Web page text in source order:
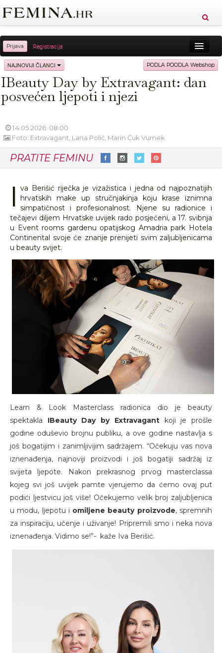
Prijava Registracija
Sreća Zdravlje Vitkost
Moda Ljubav Relax Putovanja Recepti
Proizvodi Knjige
NAJNOVIJI ČLANCI PODLA POODLA Webshop
IBeauty Day by Extravagant: dan
posvećen ljepoti i njezi
14.05.2026. 08:00
Foto: Extravagant, Lana Polić, Marin Ćuk Vurnek
PRATITE FEMINU
I va Berišić riječka je vizažistica i jedna od najpoznatijih
hrvatskih make up stručnjakinja koju krase iznimna
simpatičnost i profesionalnost. Njene su radionice i
tečajevi diljem Hrvatske uvijek rado posjećeni, a 17. svibnja
u Event rooms gardenu opatijskog Amadria park Hotela
Continental svoje će znanje prenijeti svim zaljubljenicama
u beauty svijet.
Learn & Look Masterclass radionica dio je beauty
spektakla IBeauty Day by Extravagant koji je prošle
godine oduševio brojnu publiku, a ove godine nastavlja s
još bogatijim i zanimljivijim sadržajem. “Očekuju vas nova
iznenađenja, najnoviji proizvodi i još bogatiji sadržaj iz
svijeta ljepote. Nakon prekrasnog prvog masterclassa
kojeg svi još uvijek pamte vjerujemo da ćemo ovaj put
podići ljestvicu još više! Očekujemo velik broj zaljubljenica
u modu, ljepotu i omiljene beauty proizvode, spremnih
za inspiraciju, učenje i uživanje! Pripremili smo i neka nova
iznenađenja. Vidimo se!”- kaže Iva Berišić.